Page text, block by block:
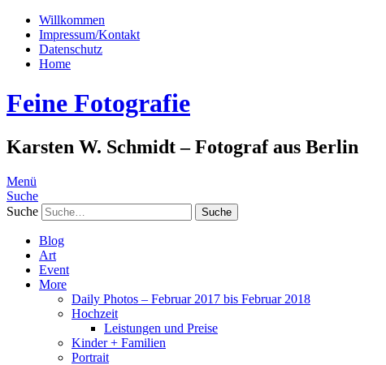
Willkommen
Impressum/Kontakt
Datenschutz
Home
Feine Fotografie
Karsten W. Schmidt – Fotograf aus Berlin
Menü
Suche
Suche
Blog
Art
Event
More
Daily Photos – Februar 2017 bis Februar 2018
Hochzeit
Leistungen und Preise
Kinder + Familien
Portrait